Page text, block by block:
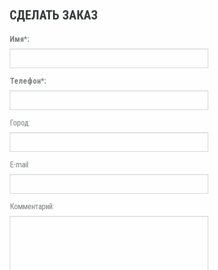
СДЕЛАТЬ ЗАКАЗ
Имя*:
Телефон*:
Город:
E-mail:
Комментарий: